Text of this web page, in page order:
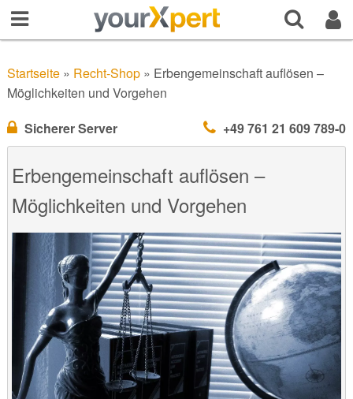
Startseite» Recht-Shop» Erbengemeinschaft auflösen –
Möglichkeiten und Vorgehen
Sicherer Server
+49 761 21 609 789-0
Erbengemeinschaft auflösen –
Möglichkeiten und Vorgehen